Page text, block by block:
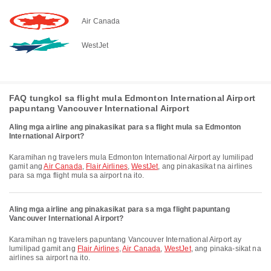
Air Canada
WestJet
FAQ tungkol sa flight mula Edmonton International Airport
papuntang Vancouver International Airport
Aling mga airline ang pinakasikat para sa flight mula sa Edmonton
International Airport?
Karamihan ng travelers mula Edmonton International Airport ay lumilipad
gamit angAir Canada, Flair Airlines,WestJet, ang pinakasikat na airlines
para sa mga flight mula sa airport na ito.
Aling mga airline ang pinakasikat para sa mga flight papuntang
Vancouver International Airport?
Karamihan ng travelers papuntang Vancouver International Airport ay
lumilipad gamit ang Flair Airlines,Air Canada, WestJet, ang pinaka-sikat na
airlines sa airport na ito.